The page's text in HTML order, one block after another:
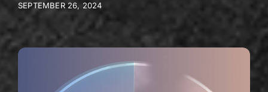
SEPTEMBER 26, 2024